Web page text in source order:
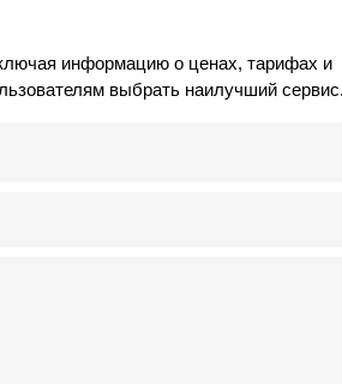
информацию о ценах, тарифах и
выбрать наилучший